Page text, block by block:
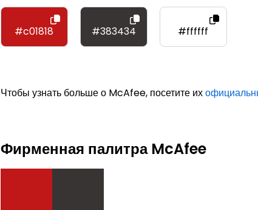
#c01818 #383434 #ffffff
Чтобы узнать больше о McAfee, посетите их
Фирменная палитра McAfee